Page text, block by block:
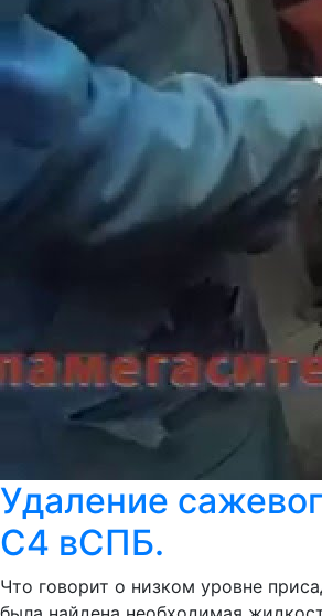
Удаление
C4 вСПБ.
Что говорит о низком уровне